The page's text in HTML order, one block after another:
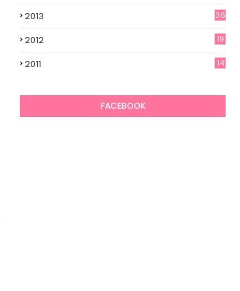
2013 36
2012
19
2011
14
FACEBOOK